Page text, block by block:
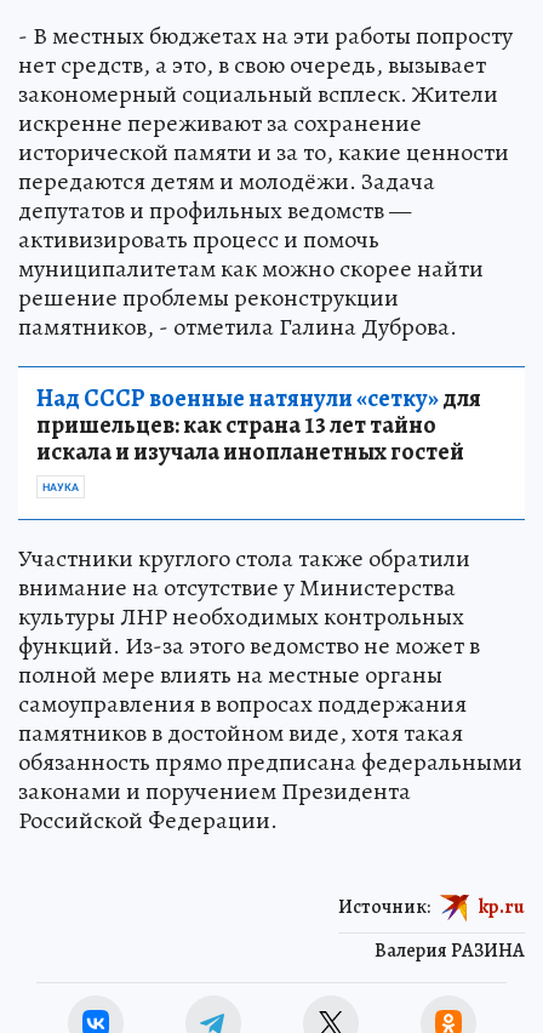
- В местных бюджетах на эти работы попросту
нет средств, а это, в свою очередь, вызывает
закономерный социальный всплеск. Жители
искренне переживают за сохранение
исторической памяти и за то, какие ценности
передаются детям и молодёжи. Задача
депутатов и профильных ведомств —
активизировать процесс и помочь
муниципалитетам как можно скорее найти
решение проблемы реконструкции
памятников, - отметила Галина Дуброва.
Над СССР военные натянули «сетку»для
пришельцев: как страна 13 лет тайно
искала и изучала инопланетных гостей
НАУКА
Участники круглого стола также обратили
внимание на отсутствие у Министерства
культуры ЛНР необходимых контрольных
функций. Из-за этого ведомство не может в
полной мере влиять на местные органы
самоуправления в вопросах поддержания
памятников в достойном виде, хотя такая
обязанность прямо предписана федеральными
законами и поручением Президента
Российской Федерации.
Валерия РАЗИНА
Источник: kp.ru